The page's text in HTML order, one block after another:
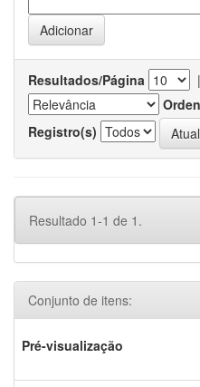
Resultados/Página |
Registro(s)
Resultado 1-1 de 1.
Conjunto de itens:
Pré-visualização